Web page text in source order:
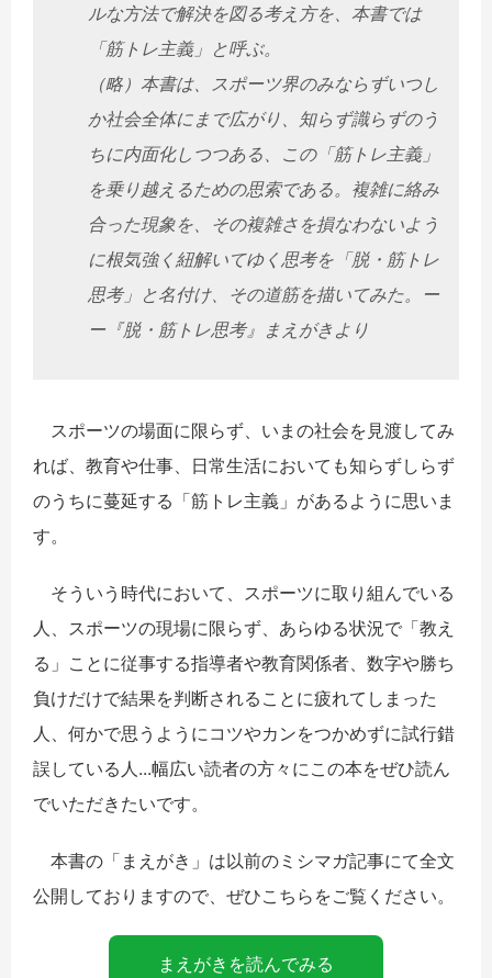
ルな方法で解決を図る考え方を、本書では
「筋トレ主義」と呼ぶ。
（略）本書は、スポーツ界のみならずいつし
か社会全体にまで広がり、知らず識らずのう
ちに内面化しつつある、この「筋トレ主義」
を乗り越えるための思索である。複雑に絡み
合った現象を、その複雑さを損なわないよう
に根気強く紐解いてゆく思考を「脱・筋トレ
思考」と名付け、その道筋を描いてみた。ー
ー『脱・筋トレ思考』まえがきより
スポーツの場面に限らず、いまの社会を見渡してみ
れば、教育や仕事、日常生活においても知らずしらず
のうちに蔓延する「筋トレ主義」があるように思いま
す。
そういう時代において、スポーツに取り組んでいる
人、スポーツの現場に限らず、あらゆる状況で「教え
る」ことに従事する指導者や教育関係者、数字や勝ち
負けだけで結果を判断されることに疲れてしまった
人、何かで思うようにコツやカンをつかめずに試行錯
誤している人...幅広い読者の方々にこの本をぜひ読ん
でいただきたいです。
本書の「まえがき」は以前のミシマガ記事にて全文
公開しておりますので、ぜひこちらをご覧ください。
まえがきを読んでみる